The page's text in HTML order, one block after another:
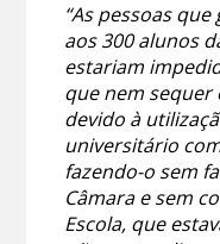
“As pessoas
aos 300 alunos
estariam
que nem
devido à
universitário
fazendo-o sem
Câmara e sem
Escola, que